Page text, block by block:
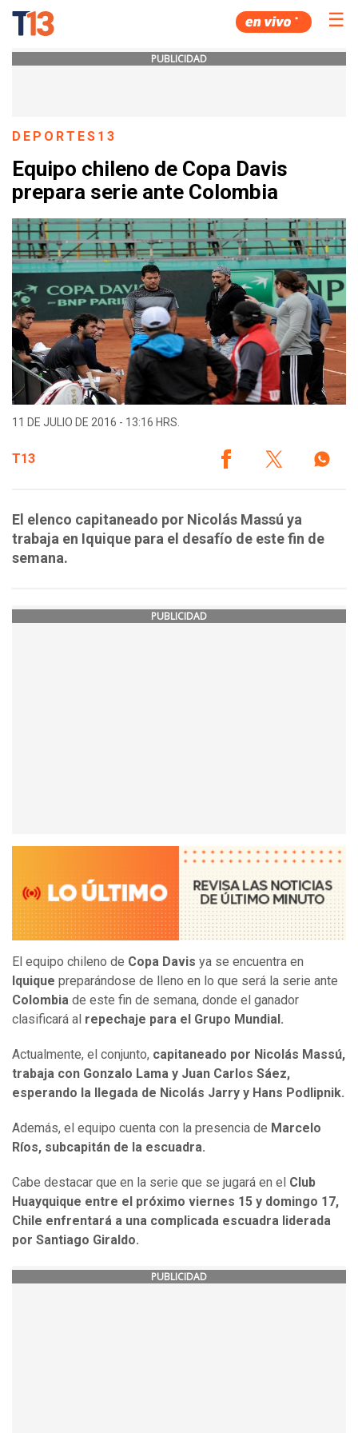
☰
PUBLICIDAD
DEPORTES13
Equipo chileno de Copa Davis
prepara serie ante Colombia
11 DE JULIO DE 2016 - 13:16 HRS.
T13
El elenco capitaneado por Nicolás Massú ya
trabaja en Iquique para el desafío de este fin de
semana.
PUBLICIDAD
El equipo chileno de Copa Davis ya se encuentra en
Iquique preparándose de lleno en lo que será la serie ante
Colombia de este fin de semana, donde el ganador
clasificará al repechaje para el Grupo Mundial.
Actualmente, el conjunto, capitaneado por Nicolás Massú,
trabaja con Gonzalo Lama y Juan Carlos Sáez,
esperando la llegada de Nicolás Jarry y Hans Podlipnik.
Además, el equipo cuenta con la presencia de Marcelo
Ríos, subcapitán de la escuadra.
Cabe destacar que en la serie que se jugará en el Club
Huayquique entre el próximo viernes 15 y domingo 17,
Chile enfrentará a una complicada escuadra liderada
por Santiago Giraldo.
PUBLICIDAD